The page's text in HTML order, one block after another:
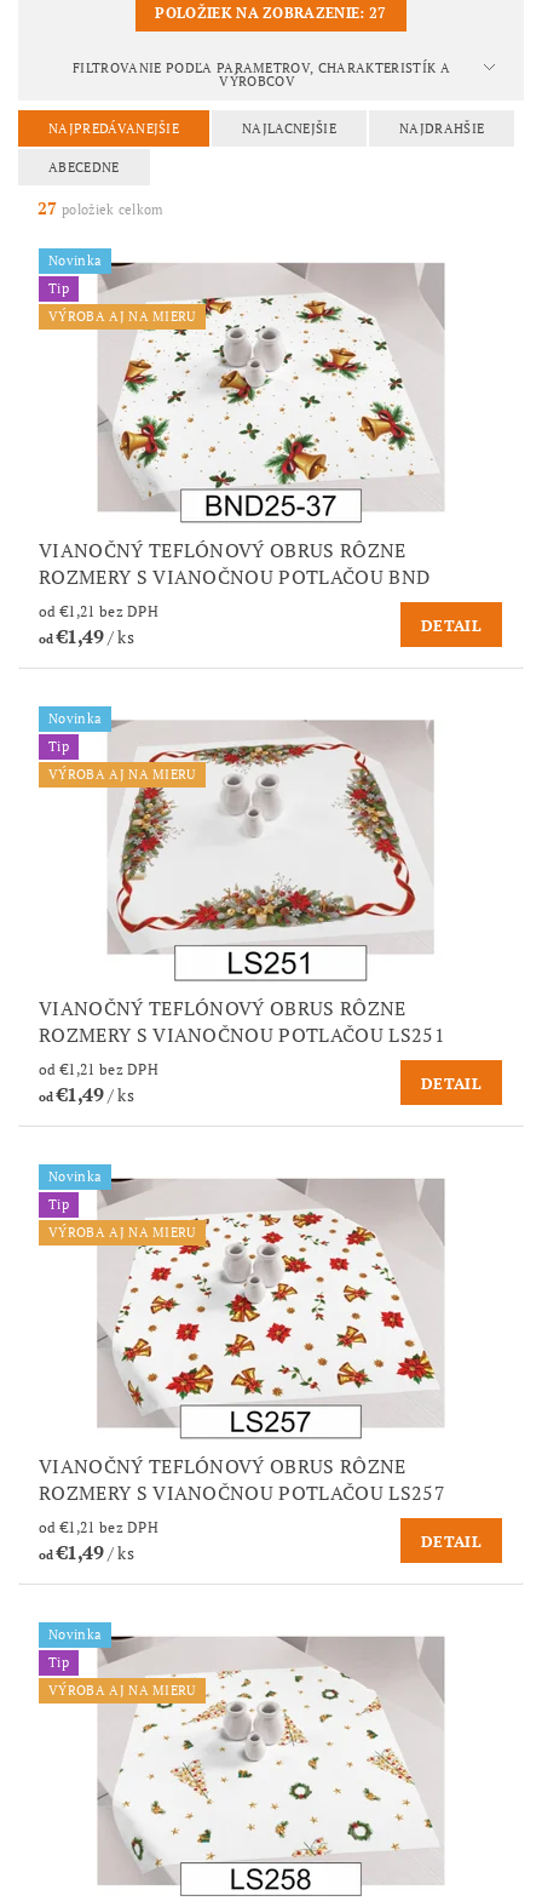
POLOŽIEK NA ZOBRAZENIE:27
FILTROVANIE PODĽA PARAMETROV, CHARAKTERISTÍK A
VÝROBCOV
NAJPREDÁVANEJŠIE NAJLACNEJŠIE NAJDRAHŠIE
ABECEDNE
27 položiek celkom
Novinka
Tip
VÝROBA AJ NA MIERU
VIANOČNÝ TEFLÓNOVÝ OBRUS RÔZNE
ROZMERY S VIANOČNOU POTLAČOU BND
od €1,21 bez DPH
od€1,49/ ks
DETAIL
Novinka
Tip
VÝROBA AJ NA MIERU
VIANOČNÝ TEFLÓNOVÝ OBRUS RÔZNE
ROZMERY S VIANOČNOU POTLAČOU LS251
od €1,21 bez DPH
od€1,49/ ks
DETAIL
Novinka
Tip
VÝROBA AJ NA MIERU
VIANOČNÝ TEFLÓNOVÝ OBRUS RÔZNE
ROZMERY S VIANOČNOU POTLAČOU LS257
od €1,21 bez DPH
od€1,49/ ks
DETAIL
Novinka
Tip
VÝROBA AJ NA MIERU